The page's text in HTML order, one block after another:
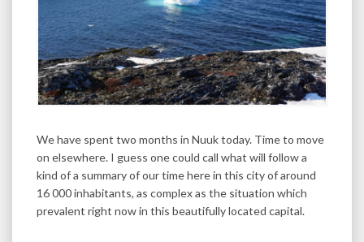
We have spent two months in Nuuk today. Time to move
on elsewhere. I guess one could call what will follow a
kind of a summary of our time here in this city of around
16 000 inhabitants, as complex as the situation which
prevalent right now in this beautifully located capital.